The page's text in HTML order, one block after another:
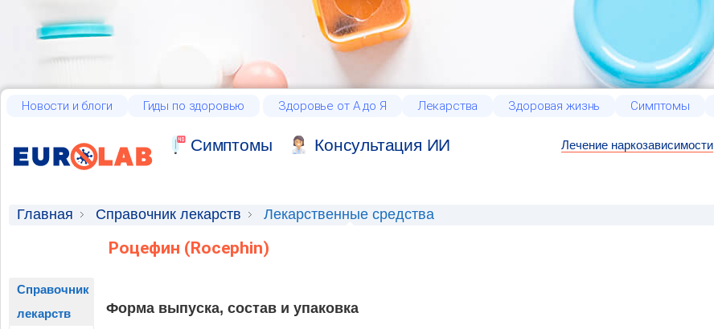
Новости и блоги Гиды по здоровью Здоровье от А до Я Лекарства Здоровая жизнь Симптомы
Cимптомы Консультация ИИ Лечение наркозависимости
Главная Справочник лекарств Лекарственные средства
Справочник
лекарств
Роцефин (Rocephin)
Форма выпуска, состав и упаковка